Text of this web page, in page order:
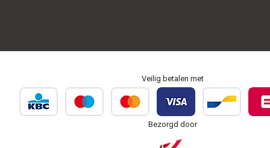
Veilig betalen met
Bezorgd door